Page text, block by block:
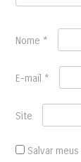
Nome *
E-mail *
Site
Salvar